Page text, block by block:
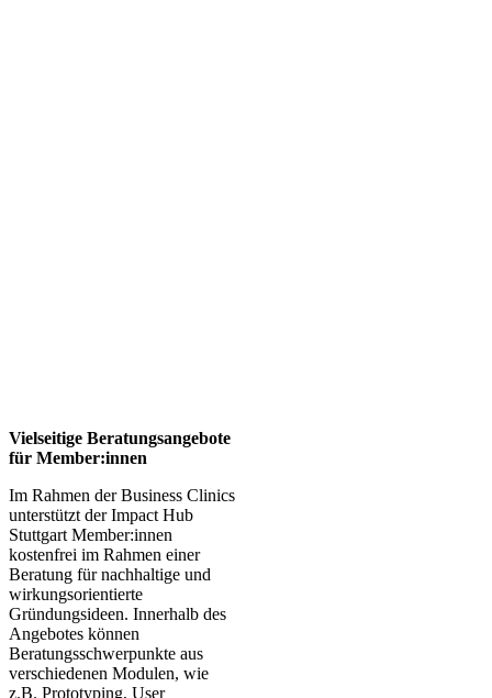
Vielseitige Beratungsangebote
für Member:innen
Im Rahmen der Business Clinics
unterstützt der Impact Hub
Stuttgart Member:innen
kostenfrei im Rahmen einer
Beratung für nachhaltige und
wirkungsorientierte
Gründungsideen. Innerhalb des
Angebotes können
Beratungsschwerpunkte aus
verschiedenen Modulen, wie
z.B. Prototyping, User